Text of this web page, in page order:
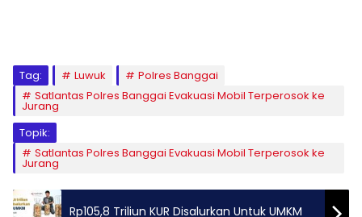
Tag: Luwuk
Polres Banggai
Satlantas Polres Banggai Evakuasi Mobil Terperosok ke
Jurang
Topik:
Satlantas Polres Banggai Evakuasi Mobil Terperosok ke
Jurang
Rp105,8 Triliun KUR Disalurkan Untuk UMKM